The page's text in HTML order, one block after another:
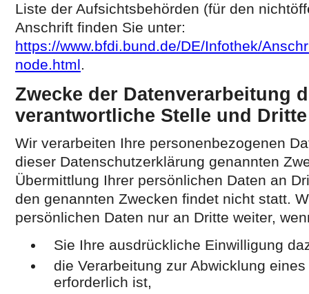
Liste der Aufsichtsbehörden (für den
Anschrift finden Sie unter:
https://www.bfdi.bund.de/DE/Infothek/
node.html.
Zwecke der Datenverarbeitung
verantwortliche Stelle und Dritte
Wir verarbeiten Ihre personenbezogenen
dieser Datenschutzerklärung genannten
Übermittlung Ihrer persönlichen Daten an
den genannten Zwecken findet nicht statt.
persönlichen Daten nur an Dritte weiter,
Sie Ihre ausdrückliche Einwilligung
die Verarbeitung zur Abwicklung
erforderlich ist,